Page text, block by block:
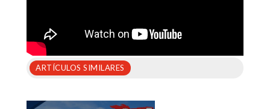
ARTÍCULOS SIMILARES